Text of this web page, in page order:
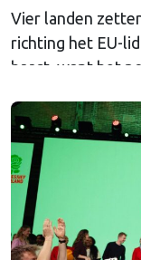
Vier landen
richting het EU-
haast, want het